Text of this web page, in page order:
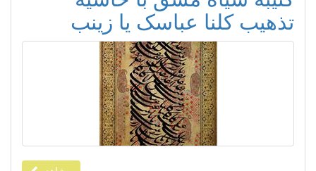
تذهیب کلنا عباسک یا زینب